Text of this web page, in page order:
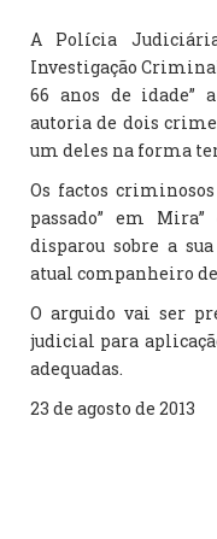
A Polícia
Investigação
66 anos de idade”
autoria de dois
um deles na forma
Os factos
passado” em
disparou sobre a
atual companheiro
O arguido vai ser
judicial para
adequadas.
23 de agosto de 2013